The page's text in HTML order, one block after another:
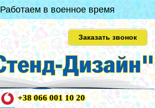
Работаем в военное время
Заказать звонок
+38 066 001 10 20